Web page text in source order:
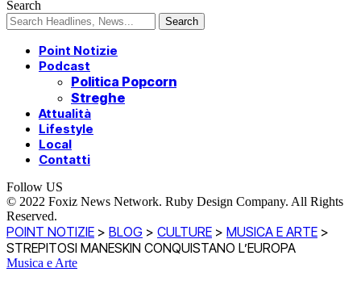
Search
Point Notizie
Podcast
Politica Popcorn
Streghe
Attualità
Lifestyle
Local
Contatti
Follow US
© 2022 Foxiz News Network. Ruby Design Company. All Rights
Reserved.
POINT NOTIZIE > BLOG > CULTURE > MUSICA E ARTE >
STREPITOSI MANESKIN CONQUISTANO L’EUROPA
Musica e Arte